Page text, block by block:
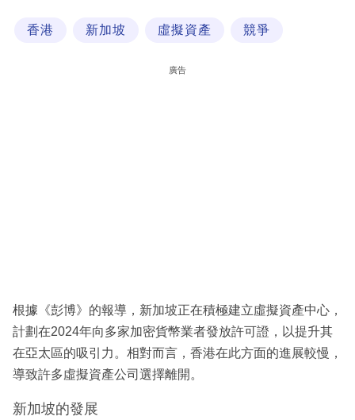
區
香港 新加坡 虛擬資產 競爭
廣告
根據《彭博》的報導，新加坡正在積極建立虛擬資產中心，
計劃在2024年向多家加密貨幣業者發放許可證，以提升其
在亞太區的吸引力。相對而言，香港在此方面的進展較慢，
導致許多虛擬資產公司選擇離開。
新加坡的發展